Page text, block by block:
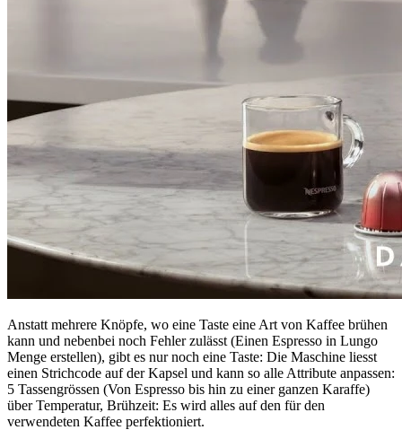
Anstatt mehrere Knöpfe, wo eine Taste eine Art von Kaffee brühen
kann und nebenbei noch Fehler zulässt (Einen Espresso in Lungo
Menge erstellen), gibt es nur noch eine Taste: Die Maschine liesst
einen Strichcode auf der Kapsel und kann so alle Attribute anpassen:
5 Tassengrössen (Von Espresso bis hin zu einer ganzen Karaffe)
über Temperatur, Brühzeit: Es wird alles auf den für den
verwendeten Kaffee perfektioniert.